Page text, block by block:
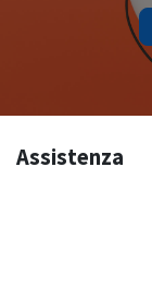
Assistenza